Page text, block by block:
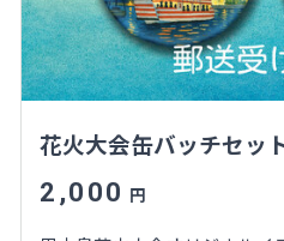
花火大会缶バッチセ
2,000 円